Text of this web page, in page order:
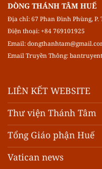
DÒNG THÁNH TÂM HUẾ
Địa chỉ: 67 Phan Đình Phùng, P.
Điện thoại: +84 769101925
Email:
Email Truyền Thông:
LIÊN KẾT WEBSITE
Thư viện Thánh Tâm
Tổng Giáo phận Huế
Vatican news